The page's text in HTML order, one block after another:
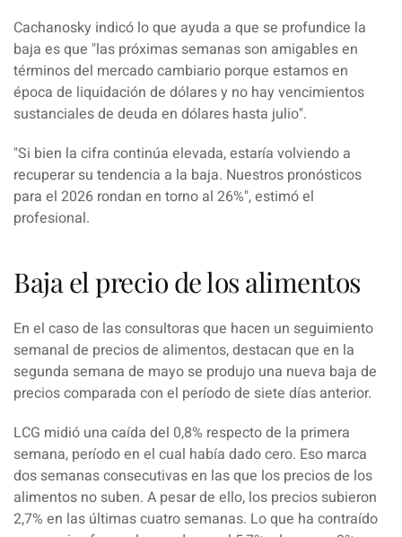
Cachanosky indicó lo que ayuda a que se profundice la
baja es que "las próximas semanas son amigables en
términos del mercado cambiario porque estamos en
época de liquidación de dólares y no hay vencimientos
sustanciales de deuda en dólares hasta julio".
"Si bien la cifra continúa elevada, estaría volviendo a
recuperar su tendencia a la baja. Nuestros pronósticos
para el 2026 rondan en torno al 26%", estimó el
profesional.
Baja el precio de los alimentos
En el caso de las consultoras que hacen un seguimiento
semanal de precios de alimentos, destacan que en la
segunda semana de mayo se produjo una nueva baja de
precios comparada con el período de siete días anterior.
LCG midió una caída del 0,8% respecto de la primera
semana, período en el cual había dado cero. Eso marca
dos semanas consecutivas en las que los precios de los
alimentos no suben. A pesar de ello, los precios subieron
2,7% en las últimas cuatro semanas. Lo que ha contraído